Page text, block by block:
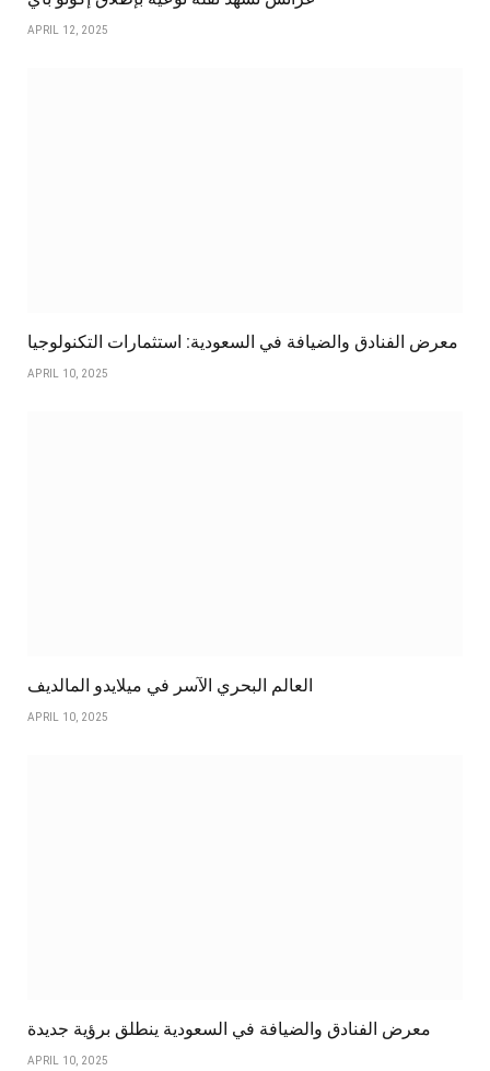
APRIL 12, 2025
معرض الفنادق والضيافة في السعودية: استثمارات التكنولوجيا
APRIL 10, 2025
العالم البحري الآسر في ميلايدو المالديف
APRIL 10, 2025
معرض الفنادق والضيافة في السعودية ينطلق برؤية جديدة
APRIL 10, 2025